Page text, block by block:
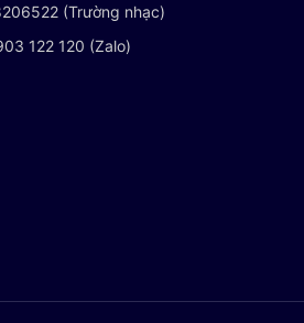
(Trường nhạc)
122 120 (Zalo)